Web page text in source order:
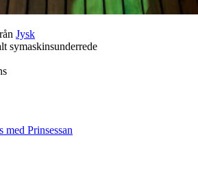
Jysk
symaskinsunderrede
med Prinsessan